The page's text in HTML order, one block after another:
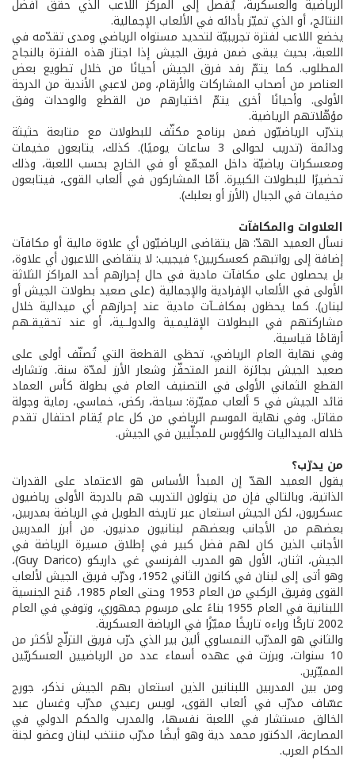
الرياضية والعسكرية، يُفصل إلى المركز اللاعب الذي حقّق أفضل
النتائج، أو الذي تميّز بأدائه في الألعاب الإجمالية.
يخضع اللاعب لفترة تجريبيّة لتحديد مستواه الرياضي ومدى تقدّمه في
اللعبة، بحيث يبقى ضمن فريق الجيش إذا اجتاز هذه الفترة بالنجاح
المطلوب. كما يتمّ رفد فرق الجيش أحيانًا من خلال تطويع بعض
العناصر من أصحاب المشاركات والأرقام، ومن لاعبي الأندية من الدرجة
الأولى. وأحيانًا أخرى يتمّ اختيارهم من القطع والوحدات وفق
مؤهّلاتهم الرياضية.
يتدرّب الرياضيّون ضمن برنامج مكثّف للبطولات مع متابعة حثيثة
ودائمة (تدريب لحوالى 3 ساعات يوميًا). كذلك، يتابعون مخيمات
ومعسكرات رياضيّة داخل المجمّع أو في الخارج بحسب اللعبة، وذلك
تحضيرًا للبطولات الكبيرة. أمّا المشاركون في ألعاب القوى، فيتابعون
مخيمات في الجبال (الأرز أو بعلبك).
العلاوات والمكافآت
نسأل العميد الهدّ: هل يتقاضى الرياضيّون أي علاوة مالية أو مكافآت
إضافة إلى رواتبهم كعسكريين؟ فيجيب: لا يتقاضى اللاعبون أي علاوة،
بل يحصلون على مكافآت مادية في حال إحرازهم أحد المراكز الثلاثة
الأولى في الألعاب الإفرادية والإجمالية (على صعيد بطولات الجيش أو
لبنان). كما يحظون بمكافــآت مادية عند إحرازهم أي ميدالية خلال
مشاركتهم في البطولات الإقليمـية والدولــية، أو عند تحقيقـهم
أرقامًا قياسية.
وفي نهاية العام الرياضي، تحظى القطعة التي تُصنّف أولى على
صعيد الجيش بجائزة النمر المتحفّز وشعار الأرز لمدّة سنة. وتشارك
القطع الثماني الأولى في التصنيف العام في بطولة كأس العماد
قائد الجيش في 5 ألعاب مميّزة: سباحة، ركض، خماسي، رماية وجولة
مقاتل. وفي نهاية الموسم الرياضي من كل عام يُقام احتفال تقدم
خلاله الميداليات والكؤوس للمجلّيين في الجيش.
من يدرّب؟
يقول العميد الهدّ إن المبدأ الأساس هو الاعتماد على القدرات
الذاتية، وبالتالي فإن من يتولون التدريب هم بالدرجة الأولى رياضيون
عسكريون، لكن الجيش استعان عبر تاريخه الطويل في الرياضة بمدربين،
بعضهم من الأجانب وبعضهم لبنانيون مدنيون. من أبرز المدربين
الأجانب الذين كان لهم فضل كبير في إطلاق مسيرة الرياضة في
الجيش، اثنان، الأول هو المدرب الفرنسي غي داريكو (Guy Darico)،
وهو أتى إلى لبنان في كانون الثاني 1952، ودرّب فريق الجيش لألعاب
القوى وفريق الركبي من العام 1953 وحتى العام 1985، مُنح الجنسية
اللبنانية في العام 1955 بناءً على مرسوم جمهوري، وتوفي في العام
2002 تاركًا وراءه تاريخًا مميّزًا في الرياضة العسكرية.
والثاني هو المدرّب النمساوي ألين بير الذي درّب فريق التزلّج لأكثر من
10 سنوات، وبرزت في عهده أسماء عدد من الرياضيين العسكريّين
المميّزين.
ومن بين المدربين اللبنانين الذين استعان بهم الجيش نذكر، جورج
عسّاف مدرّب في ألعاب القوى، لويس رعيدي مدرّب وغسان عبد
الخالق مستشار في اللعبة نفسها، والمدرب والحكم الدولي في
المصارعة، الدكتور محمد دية وهو أيضًا مدرّب منتخب لبنان وعضو لجنة
الحكام العرب.